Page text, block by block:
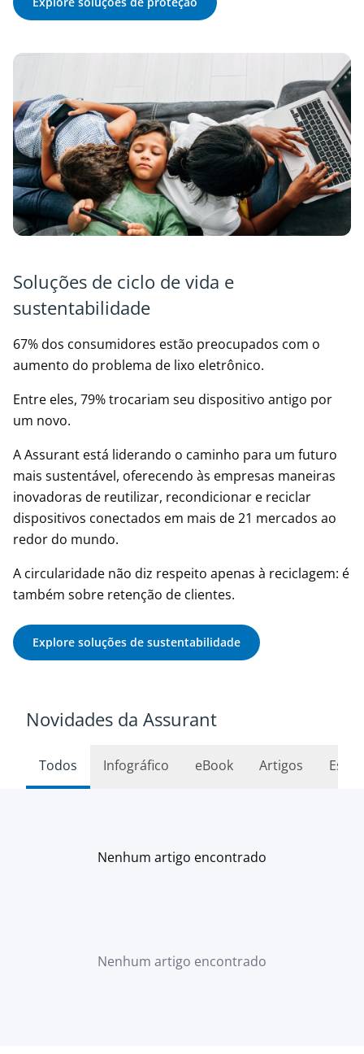
Soluções de ciclo de vida e
sustentabilidade
67% dos consumidores estão preocupados com o
aumento do problema de lixo eletrônico.
Entre eles, 79% trocariam seu dispositivo antigo por
um novo.
A Assurant está liderando o caminho para um futuro
mais sustentável, oferecendo às empresas maneiras
inovadoras de reutilizar, recondicionar e reciclar
dispositivos conectados em mais de 21 mercados ao
redor do mundo.
A circularidade não diz respeito apenas à reciclagem: é
também sobre retenção de clientes.
Explore soluções de sustentabilidade
Novidades da Assurant
Todos Infográfico eBook Artigos
Nenhum artigo encontrado
Nenhum artigo encontrado